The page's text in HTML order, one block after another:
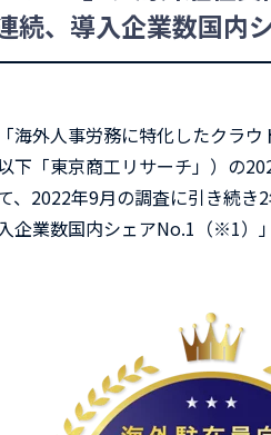
続、導入企業数国内
海外人事労務に特化したクラ
「東京商工リサーチ」） の
2022年9月の調査に引き続き
企業数国内シェアNo.1（※1）